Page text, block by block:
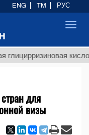
кислота
для
визы
ENG TM РУС